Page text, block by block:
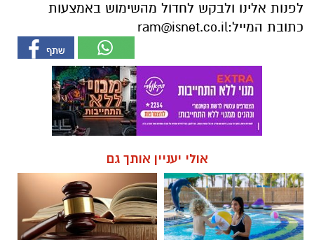
לפנות אלינו ולבקש לחדול מהשימוש באמצעות
כתובת המייל:ram@isnet.co.il
אולי יעניין אותך גם